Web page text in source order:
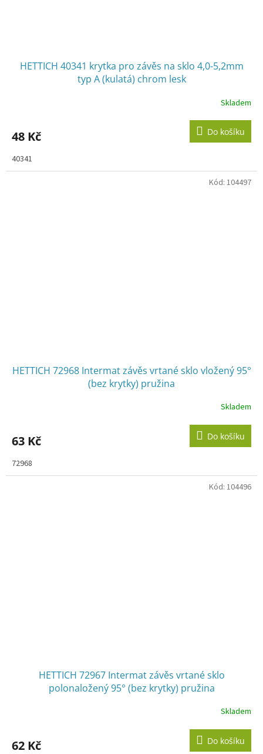
HETTICH 40341 krytka pro závěs na sklo 4,0-5,2mm
typ A (kulatá) chrom lesk
Skladem
48 Kč Do košíku
40341
HETTICH 72968 Intermat závěs vrtané sklo vložený 95°
(bez krytky) pružina
Skladem
63 Kč Do košíku
72968
Kód: 104497
HETTICH 72967 Intermat závěs vrtané sklo
polonaložený 95° (bez krytky) pružina
Skladem
62 Kč Do košíku
Kód: 104496